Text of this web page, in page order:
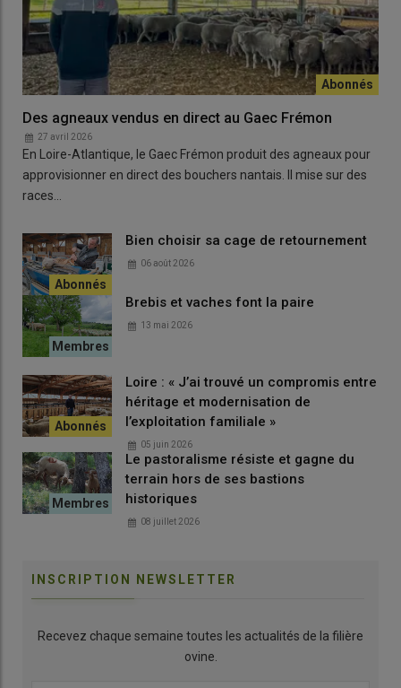
mountainous areas", Roger Vidal-Cardos et al.
Des agneaux vendus en direct au Gaec Frémon
27 avril 2026
En Loire-Atlantique, le Gaec Frémon produit des agneaux pour
approvisionner en direct des bouchers nantais. Il mise sur des
races…
Bien choisir sa cage de retournement
06 août 2026
Brebis et vaches font la paire
13 mai 2026
Loire : « J’ai trouvé un compromis entre
héritage et modernisation de
l’exploitation familiale »
05 juin 2026
Le pastoralisme résiste et gagne du
terrain hors de ses bastions
historiques
08 juillet 2026
INSCRIPTION NEWSLETTER
Recevez chaque semaine toutes les actualités de la filière
ovine.